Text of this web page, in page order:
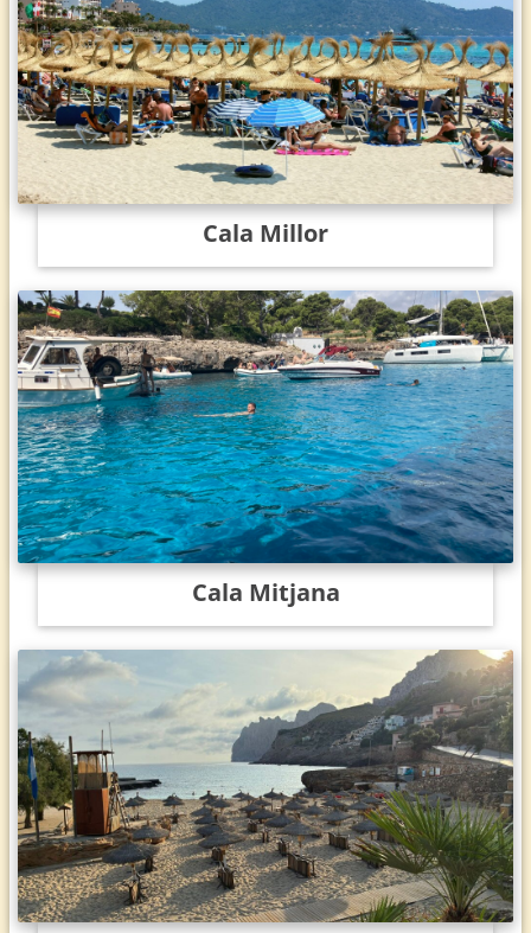
Cala Millor
Cala Mitjana